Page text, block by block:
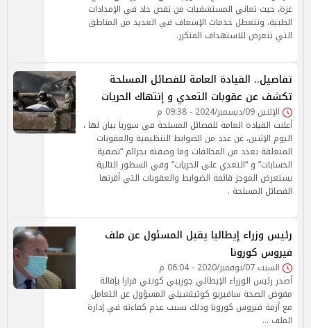
غزة، حيث تعاني المستشفيات من نقص حاد في الإمدادات
الطبية، وتتعطل خدمات الإسعاف في العديد من المناطق
التي تتعرض للاستهداف المتكرر.
تفاصيل.. القيادة العامة للفصائل المسلحة
تكشف عن عقوبات التعدي و إنتهاك الحريات
الإثنين 09/ديسمبر/2024 - 09:38 م
أعلنت القيادة العامة للفصائل المسلحة في سوريا بيان لها ،
اليوم الإثنين، عن عدد من الضوابط التنظيمية والعقوبات
المتعلقة بعدد من المخالفات وما وصفته بجرائم “تصفية
الحسابات” و “التعدي على الحريات” وفي السطور التالية
يستعرض الموجز قائمة الضوابط والعقوبات التي أقرتها
الفصائل المسلحة .
رئيس وزراء إيطاليا يقيل المسئول عن ملف
فيروس كورونا
السبت 07/نوفمبر/2020 - 06:04 م
أصدر رئيس الوزراء الإيطالي جوزيبي كونتي قرارا بإقالة
مفوض الصحة سافيريو كوتيتشيلي المسؤول عن التعامل
مع أزمة فيروس كورونا وذلك بسبب عدم كفاءته في إدارة
الملف …